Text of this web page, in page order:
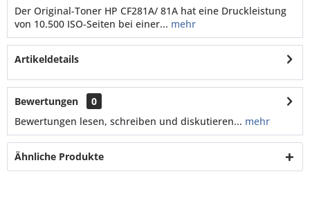
Der Original-Toner HP CF281A/ 81A hat eine Druckleistung
von 10.500 ISO-Seiten bei einer... mehr
Artikeldetails
Bewertungen
0
Bewertungen lesen, schreiben und diskutieren... mehr
Ähnliche Produkte